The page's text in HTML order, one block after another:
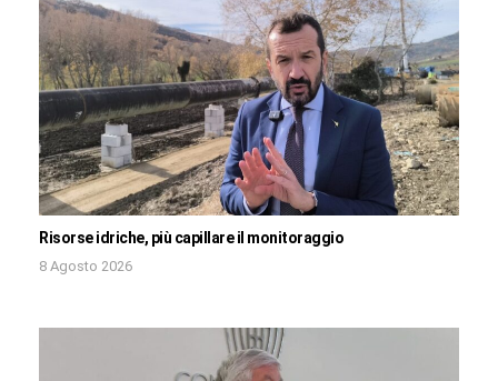
Risorse idriche, più capillare il monitoraggio
8 Agosto 2026